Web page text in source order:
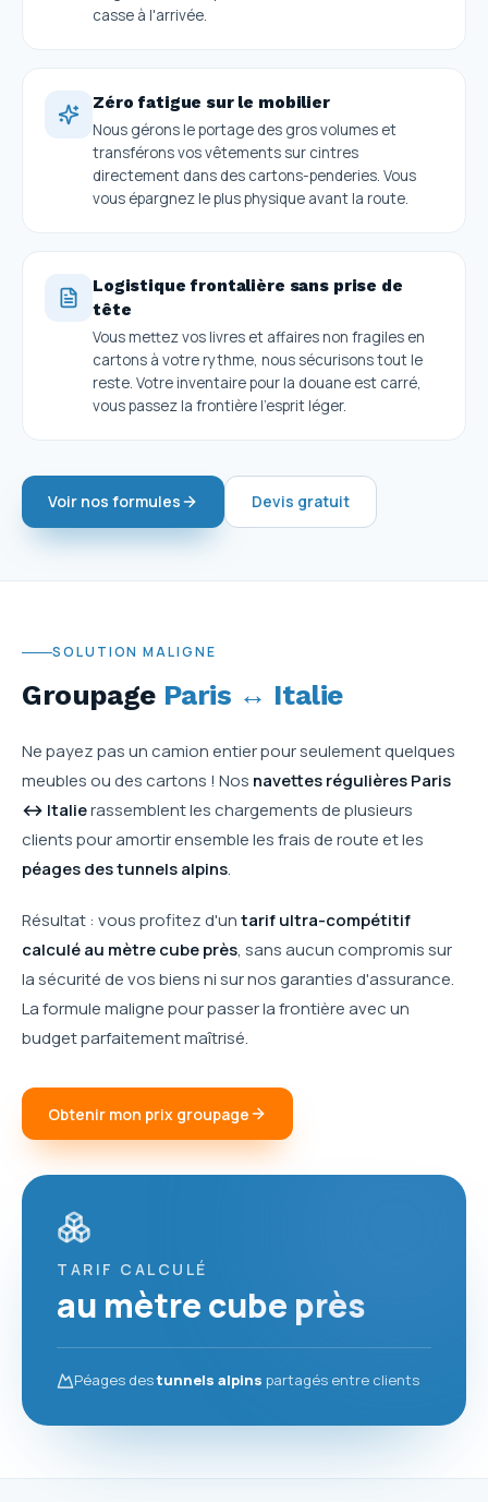
casse à l'arrivée.
Zéro fatigue sur le mobilier
Nous gérons le portage des gros volumes et
transférons vos vêtements sur cintres
directement dans des cartons-penderies. Vous
vous épargnez le plus physique avant la route.
Logistique frontalière sans prise de
tête
Vous mettez vos livres et affaires non fragiles en
cartons à votre rythme, nous sécurisons tout le
reste. Votre inventaire pour la douane est carré,
vous passez la frontière l'esprit léger.
Voir nos formules Devis gratuit
SOLUTION MALIGNE
Groupage Paris ↔ Italie
Ne payez pas un camion entier pour seulement quelques
meubles ou des cartons ! Nos navettes régulières Paris
↔ Italierassemblent les chargements de plusieurs
clients pour amortir ensemble les frais de route et les
péages des tunnels alpins.
Résultat : vous profitez d'untarif ultra-compétitif
calculé au mètre cube près, sans aucun compromis sur
la sécurité de vos biens ni sur nos garanties d'assurance.
La formule maligne pour passer la frontière avec un
budget parfaitement maîtrisé.
Obtenir mon prix groupage
TARIF CALCULÉ
au mètre cube près
Péages destunnels alpins partagés entre clients